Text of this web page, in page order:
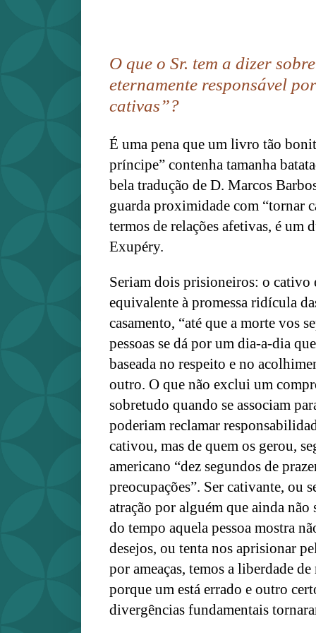
O que o Sr. tem a dizer
eternamente responsável
cativas”?
É uma pena que um livro tão
príncipe” contenha tamanha
bela tradução de D. Marcos
guarda proximidade com “tornar
termos de relações afetivas, é um
Exupéry.
Seriam dois prisioneiros: o cativo
equivalente à promessa ridícula
casamento, “até que a morte vos
pessoas se dá por um dia-a-dia
baseada no respeito e no
outro. O que não exclui um
sobretudo quando se associam
poderiam reclamar
cativou, mas de quem os gerou,
americano “dez segundos de
preocupações”. Ser cativante, ou
atração por alguém que ainda não
do tempo aquela pessoa mostra
desejos, ou tenta nos aprisionar
por ameaças, temos a liberdade
porque um está errado e outro
divergências fundamentais